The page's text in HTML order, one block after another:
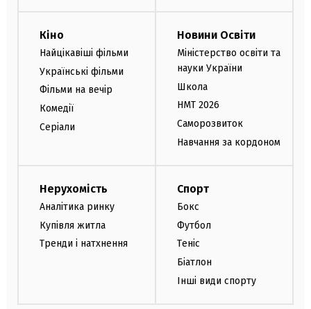
Кіно
Найцікавіші фільми
Українські фільми
Фільми на вечір
Комедії
Серіали
Новини Освіти
Міністерство освіти та
науки України
Школа
НМТ 2026
Саморозвиток
Навчання за кордоном
Нерухомість
Аналітика ринку
Купівля житла
Тренди і натхнення
Спорт
Бокс
Футбол
Теніс
Біатлон
Інші види спорту